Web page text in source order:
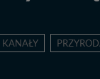
KANAŁY